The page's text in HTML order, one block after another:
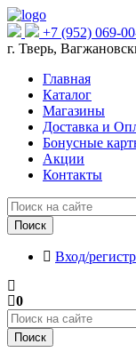
+7 (952) 069-
г. Тверь,
Главная
Каталог
Магазины
Доставка и
Бонусные
Акции
Контакты
Поиск
Вход/
0
Поиск